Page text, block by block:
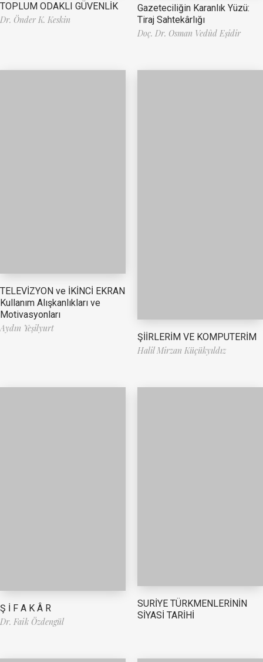
TOPLUM ODAKLI GÜVENLİK
Dr. Önder K. Keskin
Gazeteciliğin Karanlık Yüzü:
Tiraj Sahtekârlığı
Doç. Dr. Osman Vedûd Eşidir
TELEVİZYON ve İKİNCİ EKRAN
Kullanım Alışkanlıkları ve
Motivasyonları
Aydın Yeşilyurt
ŞİİRLERİM VE KOMPUTERİM
Halil Mirzan Küçükyıldız
Ş İ F A K Â R
Dr. Faik Özdengül
SURİYE TÜRKMENLERİNİN
SİYASİ TARİHİ